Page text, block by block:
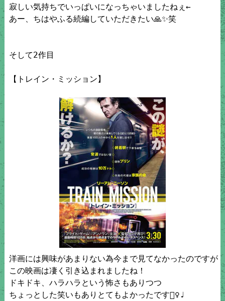
寂しい気持ちでいっぱいになっちゃいましたねぇ←
あー、ちはやふる続編していただきたい🙏✨笑
そして2作目
【トレイン・ミッション】
洋画には興味があまりない為今まで見てなかったのですが
この映画は凄く引き込まれましたね！
ドキドキ、ハラハラという怖さもありつつ
ちょっとした笑いもありとてもよかったです🙆‍♀️♩